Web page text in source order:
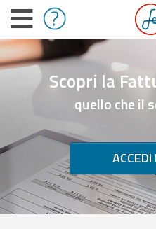
Scopri la
quello che il